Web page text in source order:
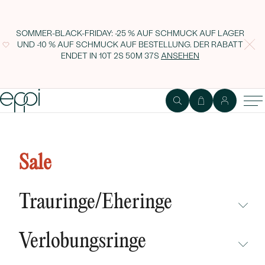
SOMMER-BLACK-FRIDAY: -25 % AUF SCHMUCK AUF LAGER
UND -10 % AUF SCHMUCK AUF BESTELLUNG. DER RABATT
ENDET IN 10T 2S 50M 36S ANSEHEN
Sale
Trauringe/Eheringe
NEUHEITEN
Verlobungsringe
zertifizierten Lab Grown
Diamanten im Emeraldschliff
Venus